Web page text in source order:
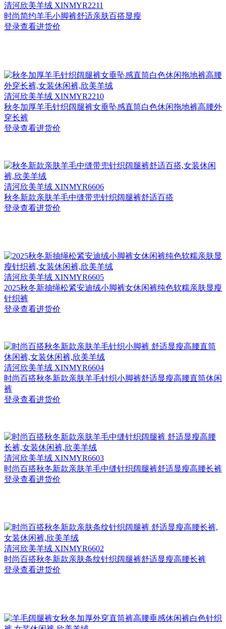
清河欣美羊绒 XINMYR2211
时尚简约羊毛小脚裤舒适亲肤百搭显瘦
登录查看进货价
清河欣美羊绒 XINMYR2210
秋冬加厚羊毛针织阔腿裤女垂坠感直筒白色休闲拖地裤高腰外
穿长裤
登录查看进货价
清河欣美羊绒 XINMYR6606
秋冬新款亲肤羊毛中缝带兜针织阔腿裤舒适百搭
登录查看进货价
清河欣美羊绒 XINMYR6605
2025秋冬新抽绳松紧安迪绒小脚裤女休闲裤纯色软糯亲肤显瘦
针织裤
登录查看进货价
清河欣美羊绒 XINMYR6604
时尚百搭秋冬新款亲肤羊毛针织小脚裤舒适显瘦高腰直筒休闲
裤
登录查看进货价
清河欣美羊绒 XINMYR6603
时尚百搭秋冬新款亲肤羊毛中缝针织阔腿裤舒适显瘦高腰长裤
登录查看进货价
清河欣美羊绒 XINMYR6602
时尚百搭秋冬新款亲肤条纹针织阔腿裤舒适显瘦高腰长裤
登录查看进货价